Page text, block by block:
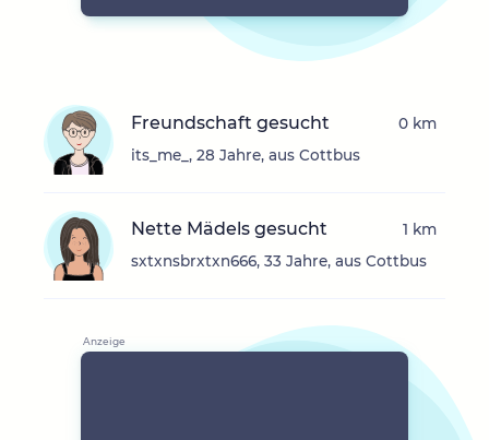
Freundschaft gesucht
its_me_, 28 Jahre, aus Cottbus
0 km
Nette Mädels gesucht
sxtxnsbrxtxn666, 33 Jahre, aus Cottbus
1 km